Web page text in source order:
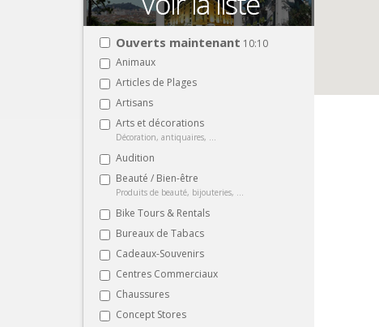
Ouverts maintenant 10:10
Animaux
Articles de Plages
Artisans
Arts et décorations
Décoration, antiquaires, ...
Audition
Beauté / Bien-être
Produits de beauté, bijouteries, ...
Bike Tours & Rentals
Bureaux de Tabacs
Cadeaux-Souvenirs
Centres Commerciaux
Chaussures
Concept Stores